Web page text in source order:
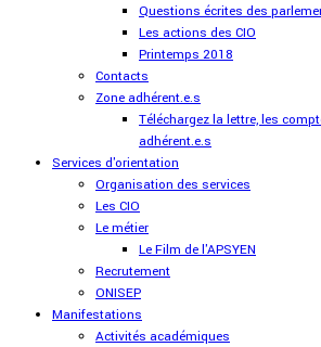
Questions écrites des
Les actions des CIO
Printemps 2018
Contacts
Zone adhérent.e.s
Téléchargez la lettre, les
adhérent.e.s
Services d'orientation
Organisation des services
Les CIO
Le métier
Le Film de l'APSYEN
Recrutement
ONISEP
Manifestations
Activités académiques